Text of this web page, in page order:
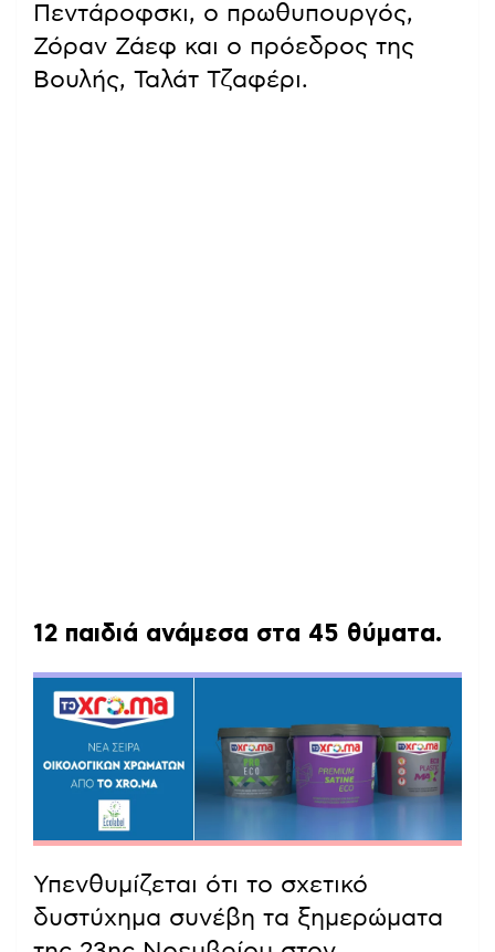
Πεντάροφσκι, ο πρωθυπουργός,
Ζόραν Ζάεφ και ο πρόεδρος της
Βουλής, Ταλάτ Τζαφέρι.
12 παιδιά ανάμεσα στα 45 θύματα.
Υπενθυμίζεται ότι το σχετικό
δυστύχημα συνέβη τα ξημερώματα